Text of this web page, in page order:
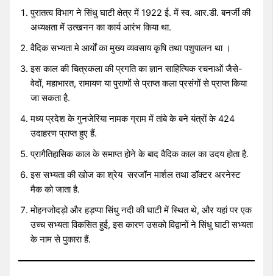
पुरातत्व विभाग ने सिंधु घाटी क्षेत्र में 1922 ई. में स्व. आर.डी. बनर्जी की
अध्यक्षता में उत्खनन का कार्य आरंभ किया था.
वैदिक सभ्यता मे आर्यों का मुख्य व्यवसाय कृषि तथा पशुपालन था ।
इस काल की चित्रकला की प्रगति का ज्ञान साहित्यिक रचनाओं जैसे-
वेदों, महाभारत, रामायण या पुराणों से प्राप्त कला प्रसंगों से प्राप्त किया
जा सकता है.
मध्य प्रदेश के गुनजेरिया नामक ग्राम में तांबे के बने यंत्रों के 424
उदाहरण प्राप्त हुए हैं.
प्रागैतिहासिक काल के समाप्त होने के बाद वैदिक काल का उदय होता है.
इस सभ्यता की खोज का श्रेय सरजॉन मार्शल तथा डॉक्टर अरनेस्ट
मैक को जाता है.
मोहनजोदड़ो और हड़प्पा सिंधु नदी की घाटी में स्थित थे, और यहां पर एक
उच्च सभ्यता विकसित हुई, इस कारण उसको विद्वानों ने सिंधु घाटी सभ्यता
के नाम से पुकारा हैं.